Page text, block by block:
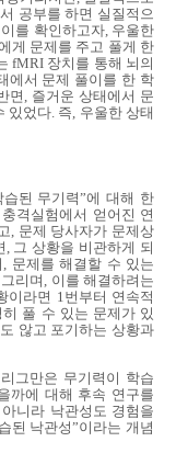
공부를 하면 실질적으
를 확인하고자, 우울한
게 문제를 주고 풀게 한
fMRI 장치를 통해 뇌의
에서 문제 풀이를 한 학
면, 즐거운 상태에서 문
있었다. 즉, 우울한 상태
된 무기력”에 대해 한
격실험에서 얻어진 연
, 문제 당사자가 문제상
그 상황을 비관하게 되
문제를 해결할 수 있는
리며, 이를 해결하려는
이라면 1번부터 연속적
풀 수 있는 문제가 있
않고 포기하는 상황과
그만은 무기력이 학습
까에 대해 후속 연구를
니라 낙관성도 경험을
된 낙관성”이라는 개념